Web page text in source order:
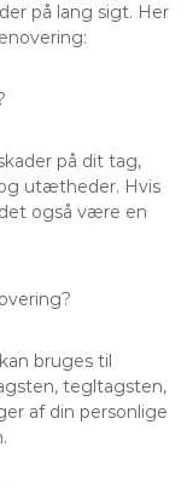
på lang sigt. Her
på dit tag,
utætheder. Hvis
også være en
bruges til
tegltagsten,
af din personlige